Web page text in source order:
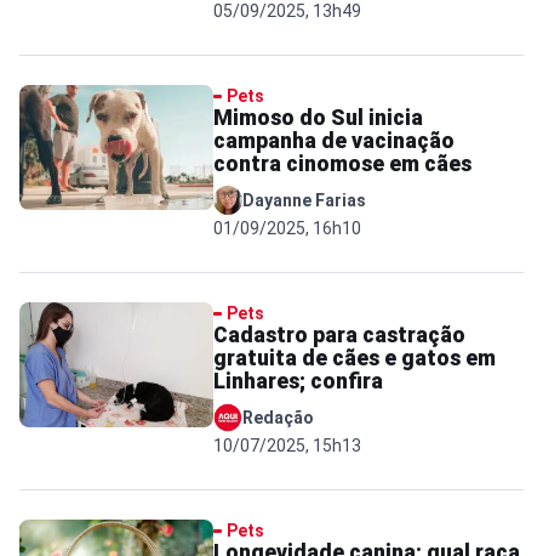
05/09/2025, 13h49
Pets
Mimoso do Sul inicia
campanha de vacinação
contra cinomose em cães
Dayanne Farias
01/09/2025, 16h10
Pets
Cadastro para castração
gratuita de cães e gatos em
Linhares; confira
Redação
10/07/2025, 15h13
Pets